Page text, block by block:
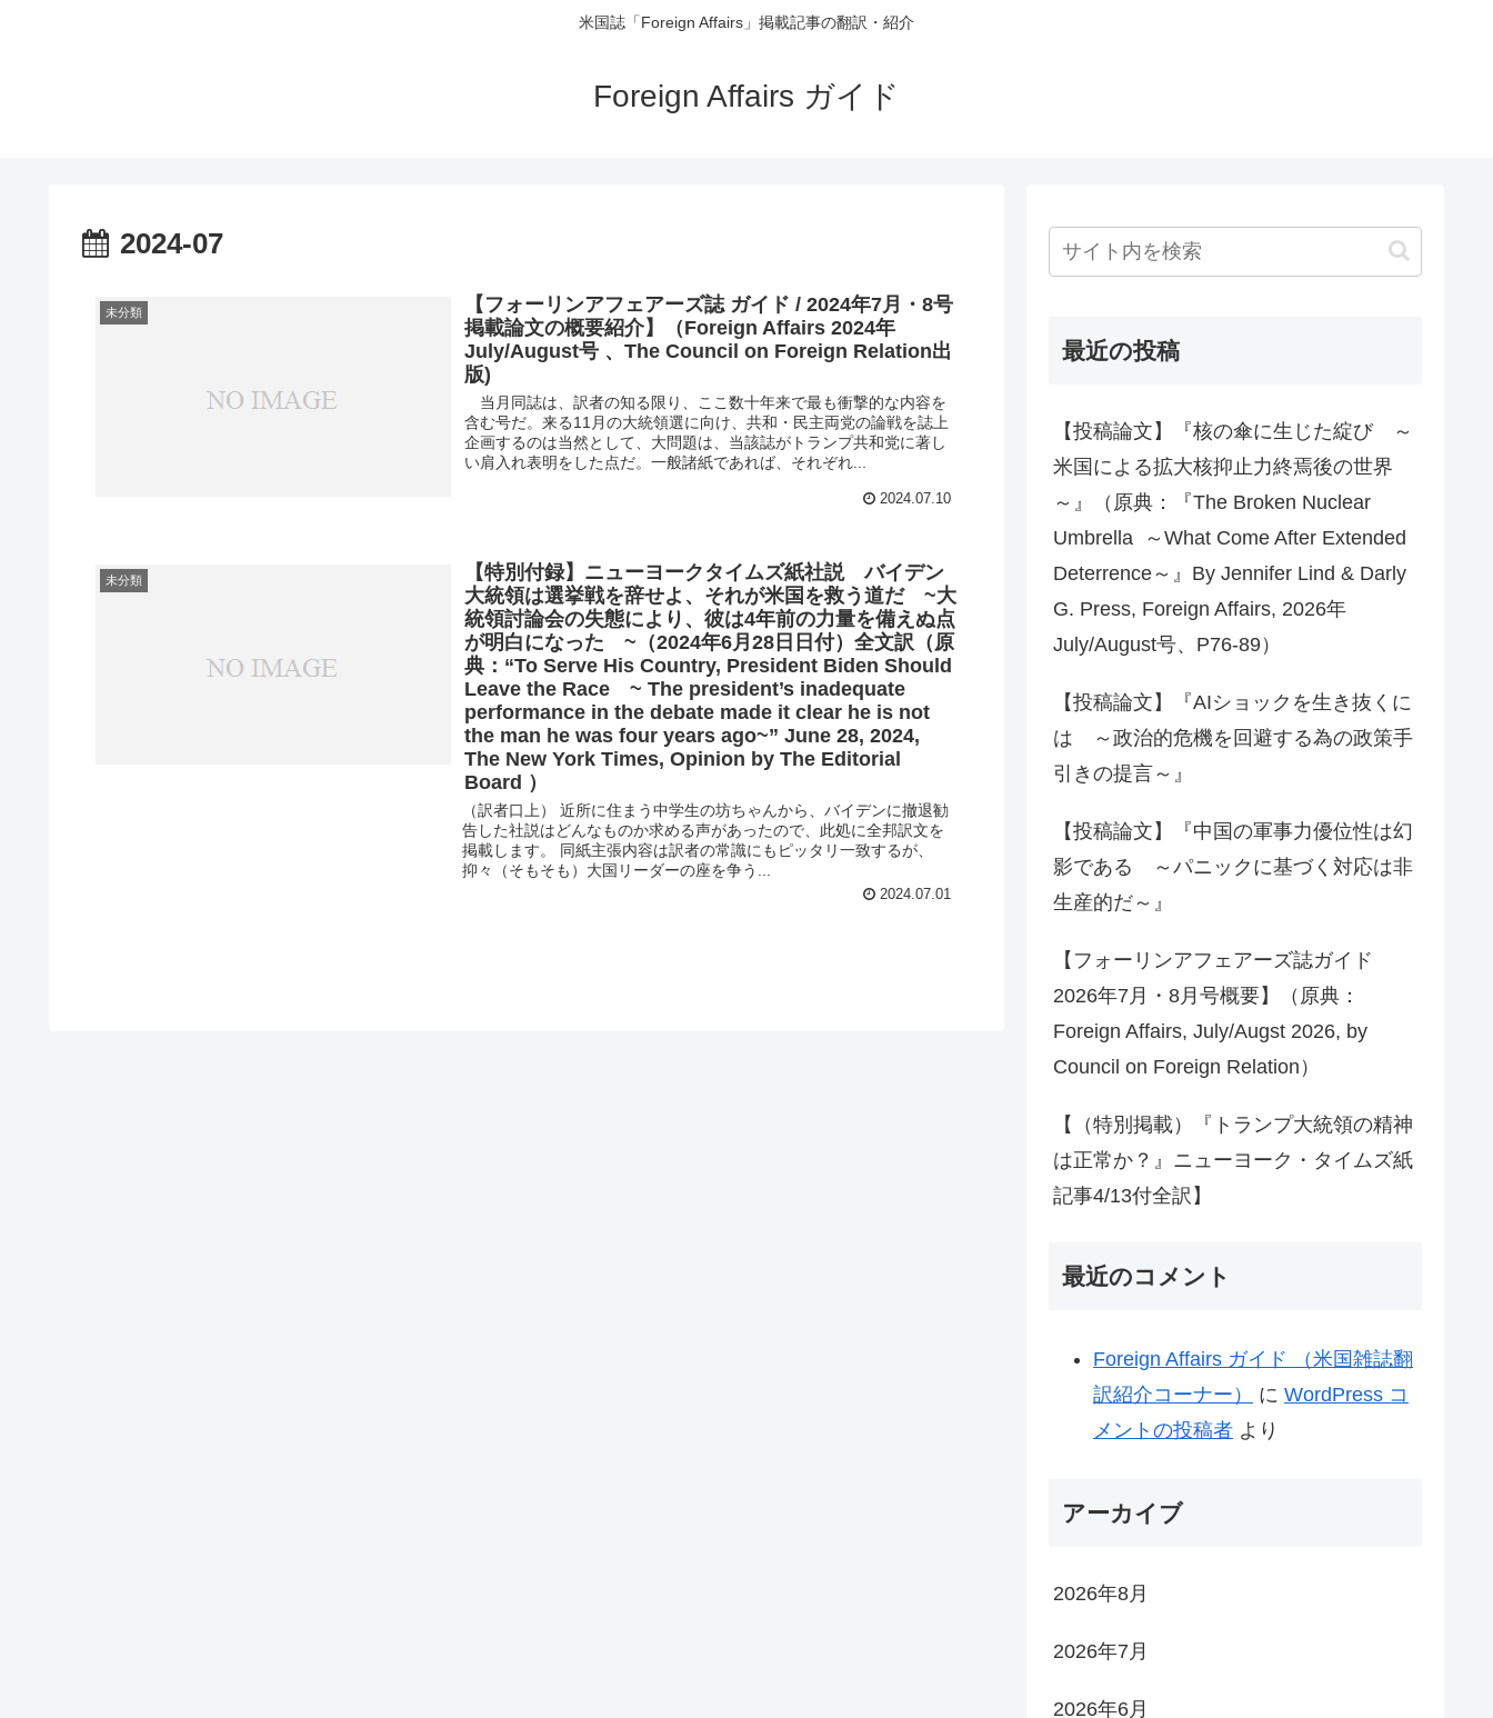
米国誌「Foreign Affairs」掲載記事の翻訳・紹介
Foreign Affairs ガイド
2024-07
未分類
【フォーリンアフェアーズ誌 ガイド / 2024年7月・8号
掲載論文の概要紹介】（Foreign Affairs 2024年
July/August号 、The Council on Foreign Relation出
版)
当月同誌は、訳者の知る限り、ここ数十年来で最も衝撃的な内容を
含む号だ。来る11月の大統領選に向け、共和・民主両党の論戦を誌上
企画するのは当然として、大問題は、当該誌がトランプ共和党に著し
い肩入れ表明をした点だ。一般諸紙であれば、それぞれ...
2024.07.10
未分類
【特別付録】ニューヨークタイムズ紙社説 バイデン
大統領は選挙戦を辞せよ、それが米国を救う道だ ~大
統領討論会の失態により、彼は4年前の力量を備えぬ点
が明白になった ~（2024年6月28日日付）全文訳（原
典：“To Serve His Country, President Biden Should
Leave the Race ~ The president’s inadequate
performance in the debate made it clear he is not
the man he was four years ago~” June 28, 2024,
The New York Times, Opinion by The Editorial
Board ）
（訳者口上） 近所に住まう中学生の坊ちゃんから、バイデンに撤退勧
告した社説はどんなものか求める声があったので、此処に全邦訳文を
掲載します。 同紙主張内容は訳者の常識にもピッタリ一致するが、
抑々（そもそも）大国リーダーの座を争う...
2024.07.01
最近の投稿
【投稿論文】『核の傘に生じた綻び ～
米国による拡大核抑止力終焉後の世界
～』（原典：『The Broken Nuclear
Umbrella ～What Come After Extended
Deterrence～』By Jennifer Lind & Darly
G. Press, Foreign Affairs, 2026年
July/August号、P76-89）
【投稿論文】『AIショックを生き抜くに
は ～政治的危機を回避する為の政策手
引きの提言～』
【投稿論文】『中国の軍事力優位性は幻
影である ～パニックに基づく対応は非
生産的だ～』
【フォーリンアフェアーズ誌ガイド
2026年7月・8月号概要】（原典：
Foreign Affairs, July/Augst 2026, by
Council on Foreign Relation）
【（特別掲載）『トランプ大統領の精神
は正常か？』ニューヨーク・タイムズ紙
記事4/13付全訳】
最近のコメント
Foreign Affairs ガイド （米国雑誌翻
訳紹介コーナー）
に WordPress コ
メントの投稿者 より
アーカイブ
2026年8月
2026年7月
2026年6月